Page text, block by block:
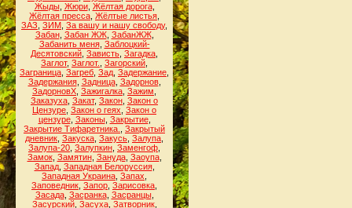
Жыды, Жюри, Жёлтая дорога,
Жёлтая пресса Жёлтые листья
ЗАЗ ЗИМ За вашу и нашу свободу,
Забан, Забан ЖЖ, ЗабанЖЖ,
Забанить меня, Заблоцкий-
Десятовский Зависть Загадка
Заглот, Заглот. Загорский
Заграница Загреб Зад Задержание
Задержания, Задница, Задорнов,
ЗадорновХ Зажигалка Зажим
Заказуха Закат, Закон Закон о
Цензуре Закон о геях Закон о
цензуре, Законы, Закрытие,
Закрытие Тифаретника.
Закрытый
дневник Закуска Закусь Залупа
Залупа-20 Залупкин Заменгоф
Замок, Замятин, Зануда, Заоупа,
Запад, Западная Белоруссия,
Западная Украина Запах
Заповедник Запор Зарисовка
Засада, Засранка, Засранцы,
Засурский, Засуха, Затворник,